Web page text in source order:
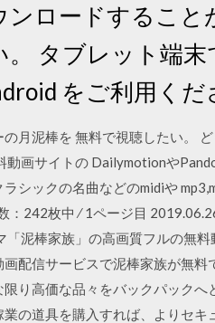
ンロードすること
。 タブレット端
をご利用くだ
の月泥棒を 無料で視聴したい。
動画サイトの Dailymotionや
ラシックの名曲などのmidiや
：242枚中 ⁄ 1ページ目
「泥棒家族」の高画質フルの無
画配信サービスで泥棒家族が無
限り高価な品々をバックパック
業の道具を購入すれば、よりセ